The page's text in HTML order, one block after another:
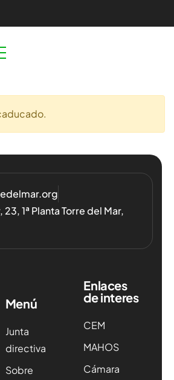
23, 1ª Planta Torre del Mar,
Menú
Junta
directiva
Sobre
Enlaces
de interes
CEM
MAHOS
Cámara